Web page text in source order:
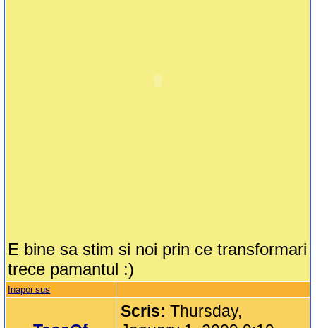
E bine sa stim si noi prin ce transformari
trece pamantul :)
Inapoi sus
Scris:Thursday,